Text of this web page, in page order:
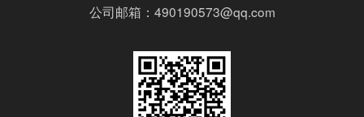
公司邮箱：490190573@qq.com